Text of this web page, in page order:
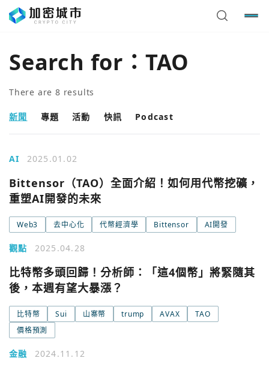
Search for： TAO
There are 8 results
新聞 專題 活動 快訊 Podcast
AI 2025.01.02
Bittensor（TAO）全面介紹！如何用代幣挖礦，
重塑AI開發的未來
Web3 去中心化 代幣經濟學 Bittensor AI開發
觀點 2025.04.28
比特幣多頭回歸！分析師：「這4個幣」將緊隨其
後，本週有望大暴漲？
比特幣 Sui 山寨幣 trump AVAX
TAO
價格預測
金融 2024.11.12